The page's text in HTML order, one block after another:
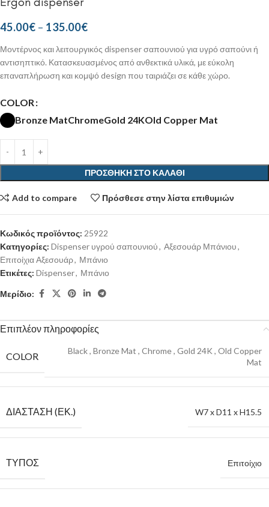
45.00€ – 135.00€
Μοντέρνος και λειτουργικός dispenser σαπουνιού για υγρό σαπούνι ή
αντισηπτικό. Κατασκευασμένος από ανθεκτικά υλικά, με εύκολη
επαναπλήρωση και κομψό design που ταιριάζει σε κάθε χώρο.
COLOR
Bronze MatChromeGold 24KOld Copper Mat
ΠΡΟΣΘΉΚΗ ΣΤΟ ΚΑΛΆΘΙ
Add to compare Πρόσθεσε στην λίστα επιθυμιών
Κωδικός προϊόντος: 25922
Κατηγορίες: Dispenser υγρού σαπουνιού, Αξεσουάρ Μπάνιου,
Επιτοίχια Αξεσουάρ, Μπάνιο
Ετικέτες: Dispenser, Μπάνιο
Μερίδιο:
Επιπλέον πληροφορίες
COLOR Black, Bronze Mat , Chrome, Gold 24K , Old Copper
Mat
ΔΙΆΣΤΑΣΗ (ΕΚ.) W7 x D11 x H15.5
ΤΎΠΟΣ Επιτοίχιο